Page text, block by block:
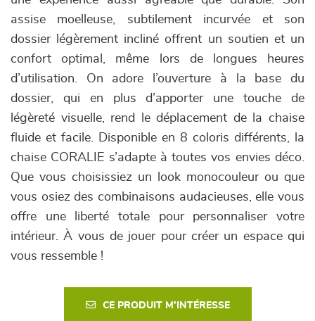
assise moelleuse, subtilement incurvée et son
dossier légèrement incliné offrent un soutien et un
confort optimal, même lors de longues heures
d’utilisation. On adore l’ouverture à la base du
dossier, qui en plus d’apporter une touche de
légèreté visuelle, rend le déplacement de la chaise
fluide et facile. Disponible en 8 coloris différents, la
chaise CORALIE s’adapte à toutes vos envies déco.
Que vous choisissiez un look monocouleur ou que
vous osiez des combinaisons audacieuses, elle vous
offre une liberté totale pour personnaliser votre
intérieur. À vous de jouer pour créer un espace qui
vous ressemble !
CE PRODUIT M'INTÉRESSE